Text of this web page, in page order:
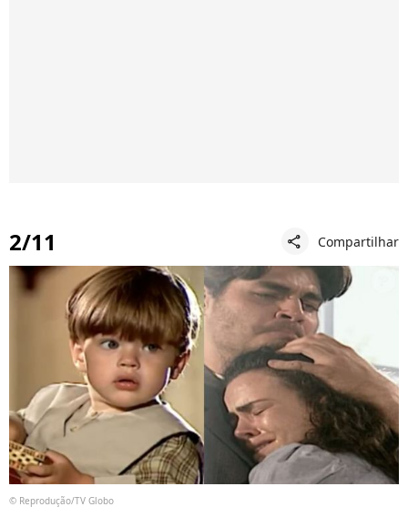
2/11 share Compartilhar
© Reprodução/TV Globo